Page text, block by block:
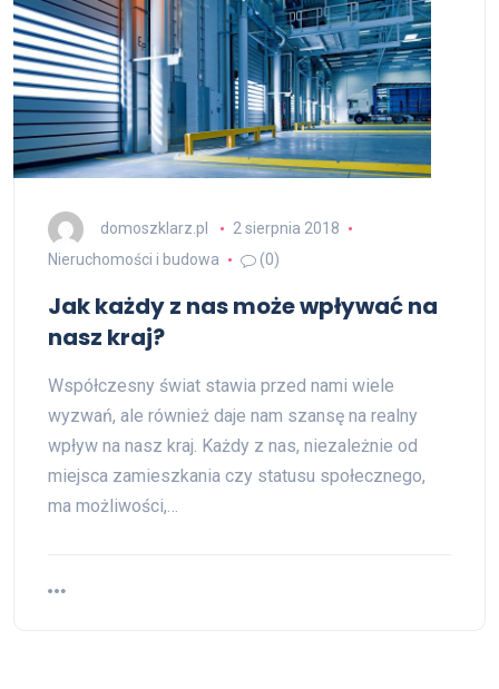
domoszklarz.pl
2 sierpnia 2018
Nieruchomości i budowa
(0)
Jak każdy z nas może wpływać na
nasz kraj?
Współczesny świat stawia przed nami wiele
wyzwań, ale również daje nam szansę na realny
wpływ na nasz kraj. Każdy z nas, niezależnie od
miejsca zamieszkania czy statusu społecznego,
ma możliwości,…